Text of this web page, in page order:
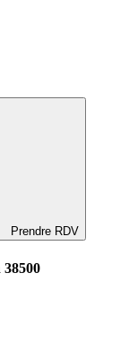
Prendre RDV
38500